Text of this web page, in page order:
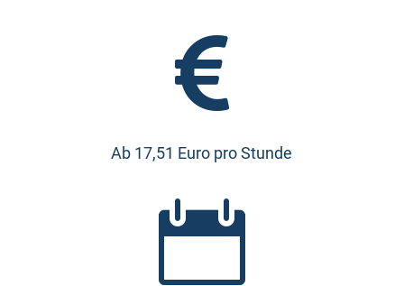

Ab 17,51 Euro pro Stunde
